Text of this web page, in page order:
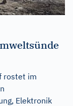
rostet im
Elektronik